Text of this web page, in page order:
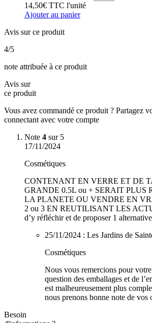
14,50€ TTC l'unité
Ajouter au panier
Avis sur ce produit
4/5
note attribuée à ce produit
Avis sur
ce produit
Vous avez commandé ce produit ? Partagez
connectant avec votre compte
Note 4 sur 5
17/11/2024
Cosmétiques
CONTENANT EN VERRE ET DE
GRANDE 0.5L ou + SERAIT PLUS
LA PLANETE OU VENDRE EN
2 ou 3 EN REUTILISANT LES
d’y réfléchir et de proposer 1
25/11/2024 : Les Jardins de
Cosmétiques
Nous vous remercions pour
question des emballages et de
est malheureusement plus
nous prenons bonne note de vos
Besoin